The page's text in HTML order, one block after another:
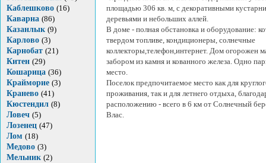
Каблешково (16)
Каварна (86)
Казанлык (9)
Карлово (3)
Карнобат (21)
Китен (29)
Кошарица (36)
Крайморие (3)
Кранево (41)
Кюстендил (8)
Ловеч (5)
Лозенец (47)
Лом (18)
Медово (3)
Мельник (2)
площадью 306 кв. м, с декоративными
деревьями и небольших аллей.
В доме - полная обстановка и оборудование:
твердом топливе, кондиционеры, солнечные
коллекторы,телефон,интернет. Дом огорожен
забором из камня и кованного железа. Одно
место.
Поселок предпочитаемое место как для
проживания, так и для летнего отдыха,
расположению - всего в 6 км от Солнечный
Влас.